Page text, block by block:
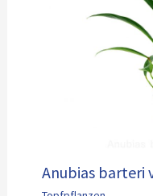
Anubias barteri